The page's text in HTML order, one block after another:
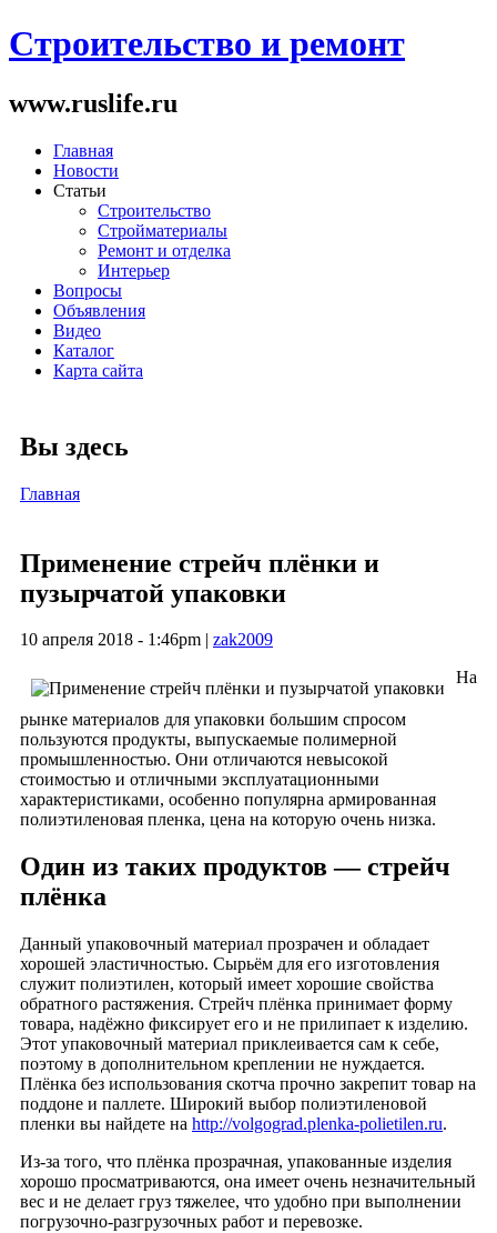
Строительство и ремонт
www.ruslife.ru
Главная
Новости
Статьи
Строительство
Стройматериалы
Ремонт и отделка
Интерьер
Вопросы
Объявления
Видео
Каталог
Карта сайта
Вы здесь
Главная
Применение стрейч плёнки и
пузырчатой упаковки
10 апреля 2018 - 1:46pm | zak2009
На
рынке материалов для упаковки большим спросом
пользуются продукты, выпускаемые полимерной
промышленностью. Они отличаются невысокой
стоимостью и отличными эксплуатационными
характеристиками, особенно популярна армированная
полиэтиленовая пленка, цена на которую очень низка.
Один из таких продуктов — стрейч
плёнка
Данный упаковочный материал прозрачен и обладает
хорошей эластичностью. Сырьём для его изготовления
служит полиэтилен, который имеет хорошие свойства
обратного растяжения. Стрейч плёнка принимает форму
товара, надёжно фиксирует его и не прилипает к изделию.
Этот упаковочный материал приклеивается сам к себе,
поэтому в дополнительном креплении не нуждается.
Плёнка без использования скотча прочно закрепит товар на
поддоне и паллете. Широкий выбор полиэтиленовой
пленки вы найдете на http://volgograd.plenka-polietilen.ru.
Из-за того, что плёнка прозрачная, упакованные изделия
хорошо просматриваются, она имеет очень незначительный
вес и не делает груз тяжелее, что удобно при выполнении
погрузочно-разгрузочных работ и перевозке.